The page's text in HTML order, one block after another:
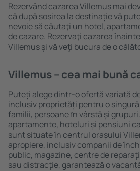
Rezervând cazarea Villemus mai
că după sosirea la destinație vă
nevoie să căutaţi un hotel,
de cazare. Rezervaţi cazarea
Villemus și vă veţi bucura de o
Villemus – cea mai bună
Puteți alege dintr-o ofertă variată
inclusiv proprietăți pentru o
familii, persoane ȋn vârstă și
apartamente, hoteluri și pensiuni
sunt situate în centrul orașului
apropiere, inclusiv companii de
public, magazine, centre de
sau distracţie, garantează o